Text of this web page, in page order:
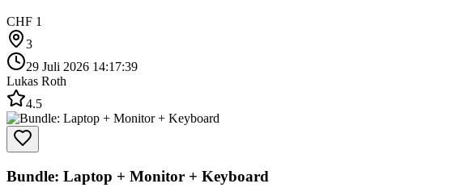
CHF 1
3
29 Juli 2026 14:17:39
Lukas Roth
4.5
Bundle: Laptop + Monitor + Keyboard